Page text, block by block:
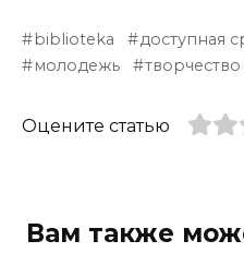
biblioteka доступная
молодежь
творчество
Оцените статью
Вам также